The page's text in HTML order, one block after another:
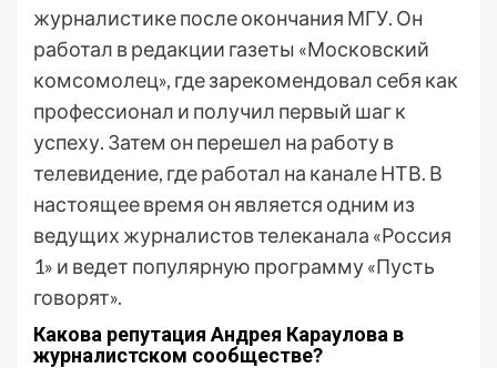
журналистике после окончания МГУ. Он
работал в редакции газеты «Московский
комсомолец», где зарекомендовал себя как
профессионал и получил первый шаг к
успеху. Затем он перешел на работу в
телевидение, где работал на канале НТВ. В
настоящее время он является одним из
ведущих журналистов телеканала «Россия
1» и ведет популярную программу «Пусть
говорят».
Какова репутация Андрея Караулова в
журналистском сообществе?